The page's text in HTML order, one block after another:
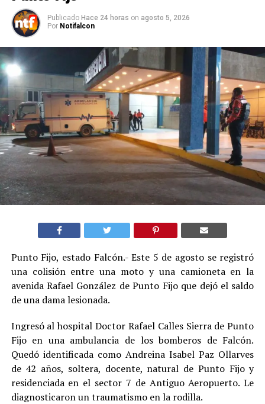
Publicado Hace 24 horas on agosto 5, 2026
Por Notifalcon
Punto Fijo, estado Falcón.- Este 5 de agosto se registró
una colisión entre una moto y una camioneta en la
avenida Rafael González de Punto Fijo que dejó el saldo
de una dama lesionada.
Ingresó al hospital Doctor Rafael Calles Sierra de Punto
Fijo en una ambulancia de los bomberos de Falcón.
Quedó identificada como Andreina Isabel Paz Ollarves
de 42 años, soltera, docente, natural de Punto Fijo y
residenciada en el sector 7 de Antiguo Aeropuerto. Le
diagnosticaron un traumatismo en la rodilla.